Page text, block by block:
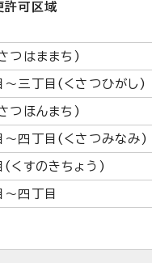
許可区域
つはままち)
～三丁目(くさつひがし)
つほんまち)
～四丁目(くさつみなみ)
(くすのきちょう)
四丁目